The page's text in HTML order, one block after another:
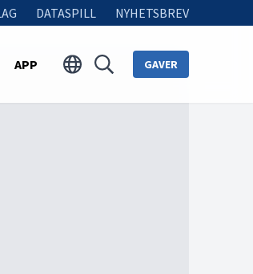
DATASPILL NYHETSBREV
APP GAVER